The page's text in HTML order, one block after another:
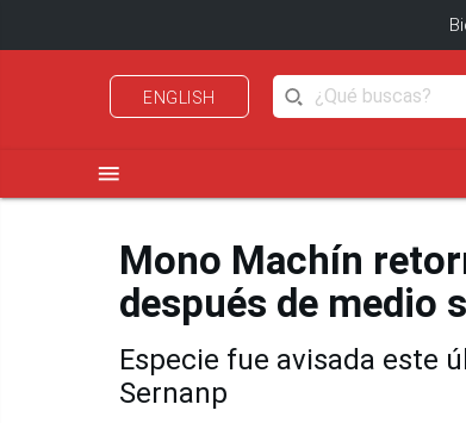
ENGLISH
menu
Mono Machín
después de medio
Especie fue avisada este
Sernanp